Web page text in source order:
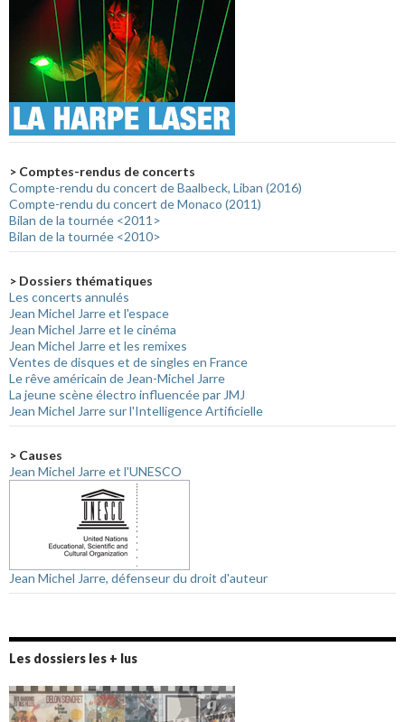
> Comptes-rendus de concerts
Compte-rendu du concert de Baalbeck, Liban (2016)
Compte-rendu du concert de Monaco (2011)
Bilan de la tournée <2011>
Bilan de la tournée <2010>
> Dossiers thématiques
Les concerts annulés
Jean Michel Jarre et l'espace
Jean Michel Jarre et le cinéma
Jean Michel Jarre et les remixes
Ventes de disques et de singles en France
Le rêve américain de Jean-Michel Jarre
La jeune scène électro influencée par JMJ
Jean Michel Jarre sur l'Intelligence Artificielle
> Causes
Jean Michel Jarre et l'UNESCO
Jean Michel Jarre, défenseur du droit d'auteur
Les dossiers les + lus